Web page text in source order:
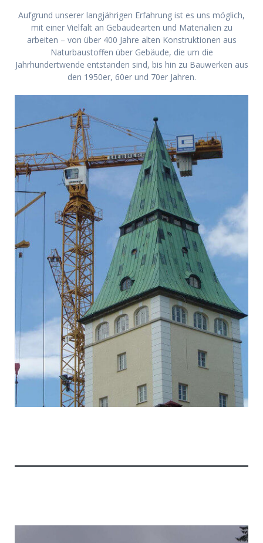
Aufgrund unserer langjährigen Erfahrung ist es uns möglich,
mit einer Vielfalt an Gebäudearten und Materialien zu
arbeiten – von über 400 Jahre alten Konstruktionen aus
Naturbaustoffen über Gebäude, die um die
Jahrhundertwende entstanden sind, bis hin zu Bauwerken aus
den 1950er, 60er und 70er Jahren.